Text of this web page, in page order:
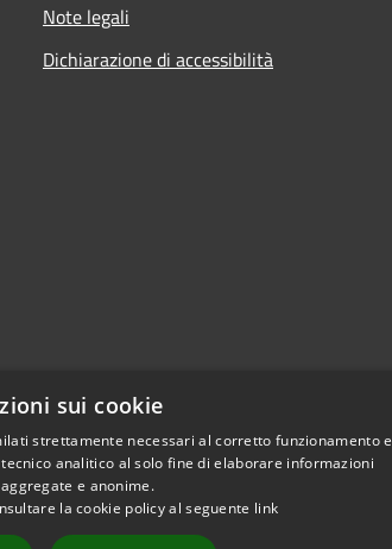
Note legali
Dichiarazione di accessibilità
sui cookie
strettamente necessari al corretto funzionamento e
analitico al solo fine di elaborare informazioni
e anonime.
la cookie policy al seguente link